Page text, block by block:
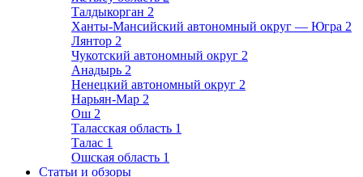
Талдыкорган 2
Ханты-Мансийский автономный округ — Югра 2
Лянтор 2
Чукотский автономный округ 2
Анадырь 2
Ненецкий автономный округ 2
Нарьян-Мар 2
Ош 2
Таласская область 1
Талас 1
Ошская область 1
Статьи и обзоры